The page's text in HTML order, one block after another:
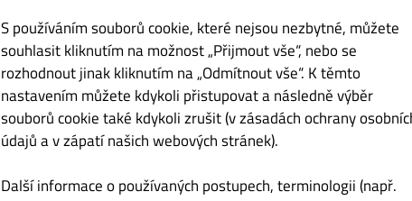
S používáním souborů cookie, které nejsou nezbytné, můžete
souhlasit kliknutím na možnost „Přijmout vše“, nebo se
rozhodnout jinak kliknutím na „Odmítnout vše“. K těmto
nastavením můžete kdykoli přistupovat a následně výběr
souborů cookie také kdykoli zrušit (v zásadách ochrany
údajů a v zápatí našich webových stránek).
Další informace o používaných postupech, terminologii (např.